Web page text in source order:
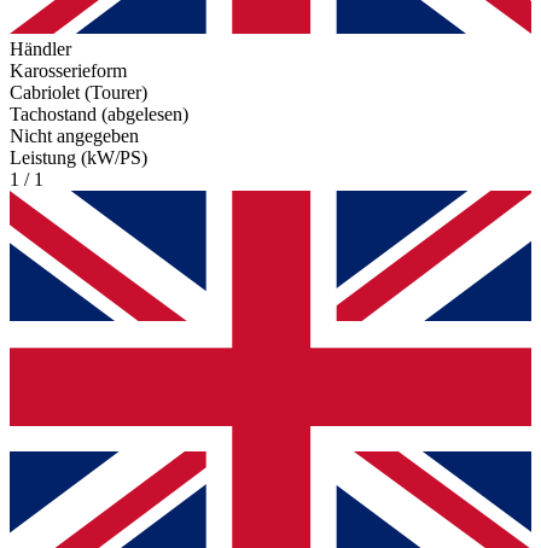
Händler
Karosserieform
Cabriolet (Tourer)
Tachostand (abgelesen)
Nicht angegeben
Leistung (kW/PS)
1 / 1